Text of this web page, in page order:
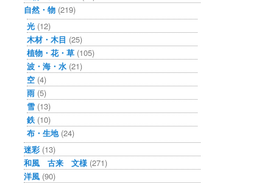
自然・物 (219)
光 (12)
木材・木目 (25)
植物・花・草 (105)
波・海・水 (21)
空 (4)
雨 (5)
雪 (13)
鉄 (10)
布・生地(24)
迷彩 (13)
和風 古来 文様 (271)
洋風 (90)